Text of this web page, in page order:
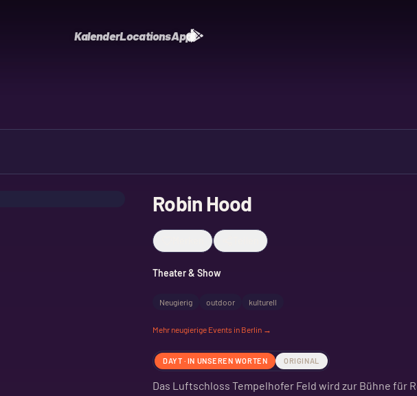
KalenderLocationsApp
Robin Hood
Theater & Show
Neugierig outdoor kulturell
Mehr neugierige Events in Berlin →
DAYT · IN UNSEREN WORTEN ORIGINAL
Das Luftschloss Tempelhofer Feld wird zur Bühne für